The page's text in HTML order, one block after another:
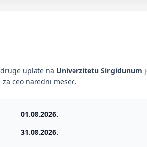
uplate na Univerzitetu Singidunum
ceo naredni mesec.
01.08.2026.
31.08.2026.